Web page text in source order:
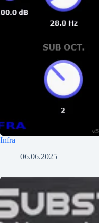
Infra
06.06.2025